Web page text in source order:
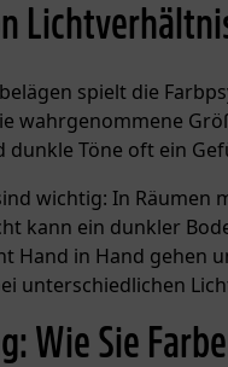
spielt die
wahrgenommene
dunkle Töne oft ein
wichtig: In
kann ein dunkler
Hand in Hand gehen
unterschiedlichen
Wie Sie